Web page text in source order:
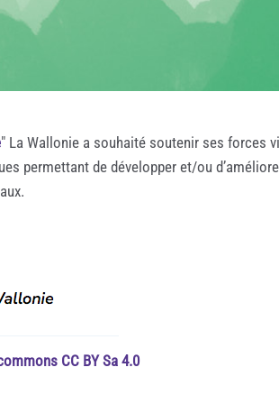
" La Wallonie a souhaité soutenir ses forces
permettant de développer et/ou
CC BY Sa 4.0